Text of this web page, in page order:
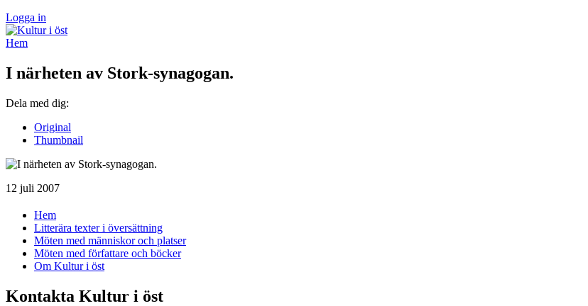
Logga in
Hem
I närheten av Stork-synagogan.
Dela med dig:
Original
Thumbnail
12 juli 2007
Hem
Litterära texter i översättning
Möten med människor och platser
Möten med författare och böcker
Om Kultur i öst
Kontakta Kultur i öst